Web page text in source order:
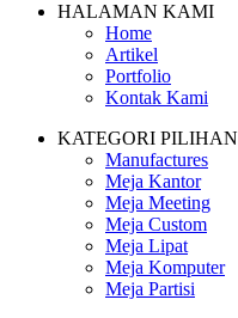
HALAMAN KAMI
Home
Artikel
Portfolio
Kontak Kami
KATEGORI PILIHAN
Manufactures
Meja Kantor
Meja Meeting
Meja Custom
Meja Lipat
Meja Komputer
Meja Partisi